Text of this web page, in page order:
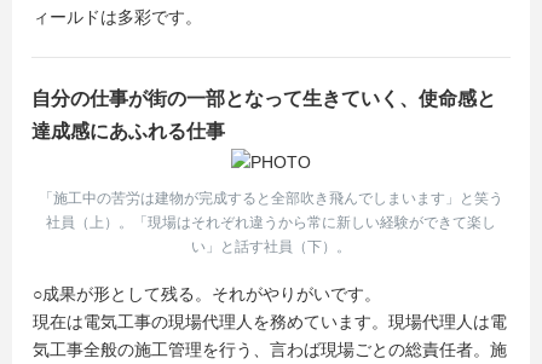
ィールドは多彩です。
自分の仕事が街の一部となって生きていく、使命感と
達成感にあふれる仕事
「施工中の苦労は建物が完成すると全部吹き飛んでしまいます」と笑う
社員（上）。「現場はそれぞれ違うから常に新しい経験ができて楽し
い」と話す社員（下）。
○成果が形として残る。それがやりがいです。
現在は電気工事の現場代理人を務めています。現場代理人は電
気工事全般の施工管理を行う、言わば現場ごとの総責任者。施